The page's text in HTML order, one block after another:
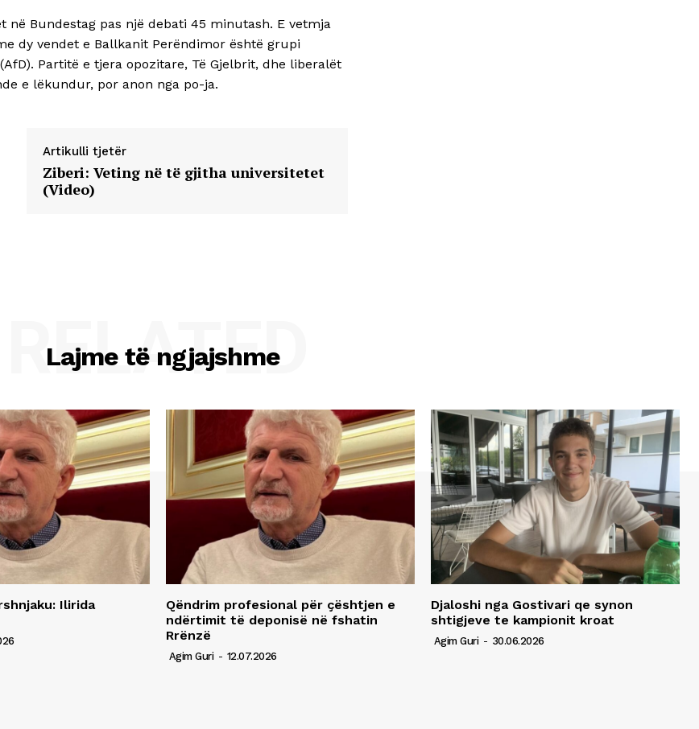
Bundestag pas një debati 45 minutash. E vetmja
dy vendet e Ballkanit Perëndimor është grupi
Partitë e tjera opozitare, Të Gjelbrit, dhe liberalët
e lëkundur, por anon nga po-ja.
Artikulli tjetër
Ziberi: Veting në të gjitha universitetet
(Video)
Lajme të ngjajshme
RELATED
Ilirida
Qëndrim profesional për çështjen e
ndërtimit të deponisë në fshatin
Rrënzë
Agim Guri - 12.07.2026
Djaloshi nga Gostivari qe synon
shtigjeve te kampionit kroat
Agim Guri - 30.06.2026